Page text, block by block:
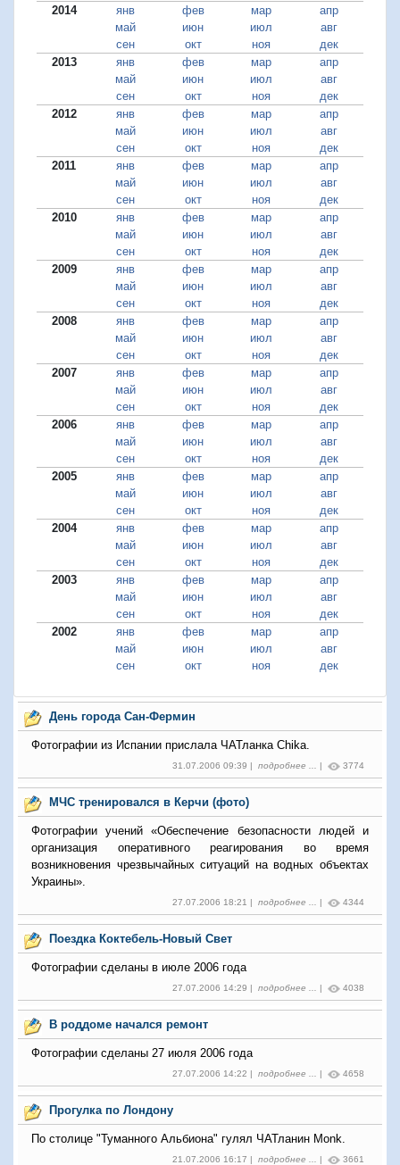
2014
янв фев мар
апр
май
июн июл
авг
сен
окт ноя
дек
2013
янв фев мар
апр
май
июн июл
авг
сен
окт ноя
дек
2012
янв фев мар
апр
май
июн июл
авг
сен
окт ноя
дек
2011
янв фев мар
апр
май
июн июл
авг
сен
окт ноя
дек
2010
янв фев мар
апр
май
июн июл
авг
сен
окт ноя
дек
2009
янв фев мар
апр
май
июн июл
авг
сен
окт ноя
дек
2008
янв фев мар
апр
май
июн июл
авг
сен
окт ноя
дек
2007
янв фев мар
апр
май
июн июл
авг
сен
окт ноя
дек
2006
янв фев мар
апр
май
июн июл
авг
сен
окт ноя
дек
2005
янв фев мар
апр
май
июн июл
авг
сен
окт ноя
дек
2004
янв фев мар
апр
май
июн июл
авг
сен
окт ноя
дек
2003
янв фев мар
апр
май
июн июл
авг
сен
окт ноя
дек
2002
янв фев мар
апр
май
июн июл
авг
сен
окт ноя дек
День города Сан-Фермин
Фотографии из Испании прислала ЧАТланка Chika.
31.07.2006 09:39 | подробнее ... | 3774
МЧС тренировался в Керчи (фото)
Фотографии учений «Обеспечение безопасности людей и
организация оперативного реагирования во время
возникновения чрезвычайных ситуаций на водных объектах
Украины».
27.07.2006 18:21 | подробнее ... | 4344
Поездка Коктебель-Новый Свет
Фотографии сделаны в июле 2006 года
27.07.2006 14:29 | подробнее ... | 4038
В роддоме начался ремонт
Фотографии сделаны 27 июля 2006 года
27.07.2006 14:22 | подробнее ... | 4658
Прогулка по Лондону
По столице "Туманного Альбиона" гулял ЧАТланин Monk.
21.07.2006 16:17 | подробнее ... | 3661